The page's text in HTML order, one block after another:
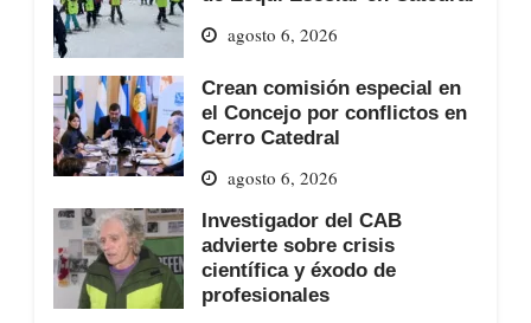
agosto 6, 2026
Crean comisión especial en
el Concejo por conflictos en
Cerro Catedral
agosto 6, 2026
Investigador del CAB
advierte sobre crisis
científica y éxodo de
profesionales